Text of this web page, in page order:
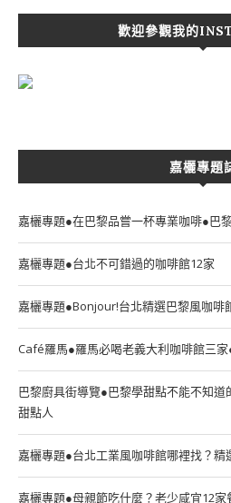
歡迎參觀我的
嘉欐專題
嘉欐專題●在巴黎品嘗一杯專業咖啡●巴
嘉欐專題●台北不可錯過的咖啡館12家
嘉欐專題●Bonjour!台北精選巴黎風咖啡
Café羅馬●羅馬必喝老義大利咖啡館三
巴黎廚具街導覽●巴黎學甜點不能不知
甜點人
嘉欐專題●台北工業風咖啡館哪裡找？精
嘉欐專題●母親節吃什麼？老少咸宜12家